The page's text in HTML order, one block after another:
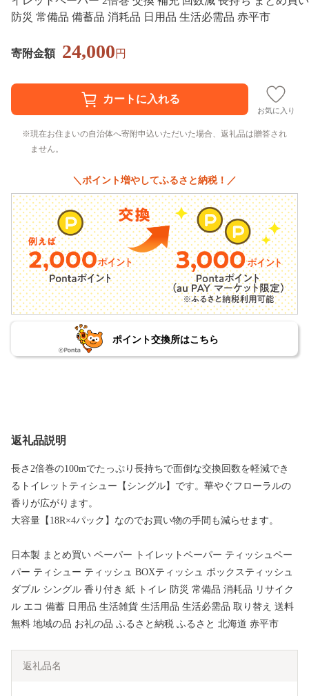
防災 常備品 備蓄品 消耗品 日用品 生活必需品 赤平市
寄附金額 24,000円
お気に入り
現在お住まいの自治体へ寄附申込いただいた場合、返礼品は贈答され
ません。
＼ポイント増やしてふるさと納税！／
ポイント交換所はこちら
返礼品説明
長さ2倍巻の100mでたっぷり長持ちで面倒な交換回数を軽減でき
るトイレットティシュー【シングル】です。華やぐフローラルの
香りが広がります。
大容量【18R×4パック】なのでお買い物の手間も減らせます。
日本製 まとめ買い ペーパー トイレットペーパー ティッシュペー
パー ティシュー ティッシュ BOXティッシュ ボックスティッシュ
ダブル シングル 香り付き 紙 トイレ 防災 常備品 消耗品 リサイク
ル エコ 備蓄 日用品 生活雑貨 生活用品 生活必需品 取り替え 送料
無料 地域の品 お礼の品 ふるさと納税 ふるさと 北海道 赤平市
返礼品名